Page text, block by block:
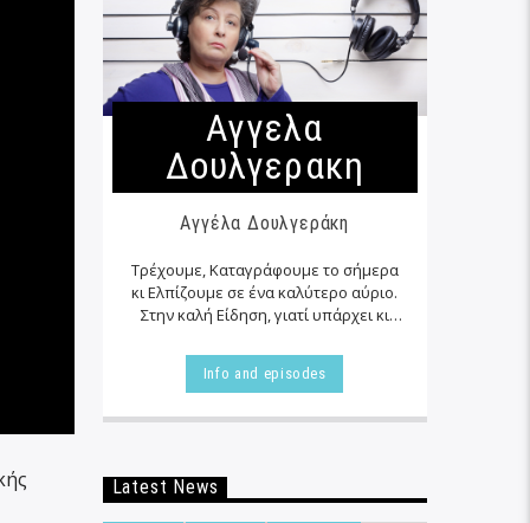
Αγγελα
Δουλγερακη
Αγγέλα Δουλγεράκη
Τρέχουμε, Καταγράφουμε το σήμερα
κι Ελπίζουμε σε ένα καλύτερο αύριο.
Στην καλή Είδηση, γιατί υπάρχει κι
καθημερινότητας μας, τις
περισσότερες φορές…
Info and episodes
Latest News